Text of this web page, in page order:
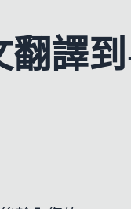
譯